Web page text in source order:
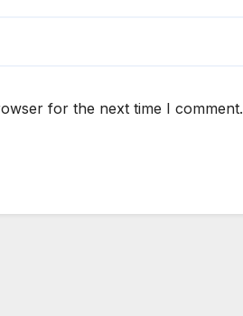
for the next time I comment.